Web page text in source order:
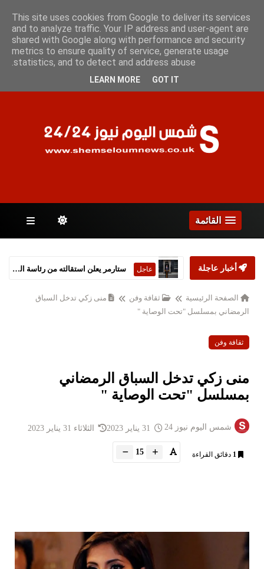
الصفحات
القائمة
أخبار عاجلة عاجل ستارمر يعلن استقالته من رئاسة الحكومة البريطانية
الصفحة الرئيسية ثقافة وفن
منى زكي تدخل السباق
الرمضاني بمسلسل "تحت الوصاية "
ثقافة وفن
منى زكي تدخل السباق الرمضاني
بمسلسل "تحت الوصاية "
شمس اليوم نيوز 24 الثلاثاء 31 يناير 2023
1 دقائق القراءة 15
This site uses cookies from Google to deliver its services
and to analyze traffic. Your IP address and user-agent are
shared with Google along with performance and security
metrics to ensure quality of service, generate usage
statistics, and to detect and address abuse.
LEARN MORE GOT IT